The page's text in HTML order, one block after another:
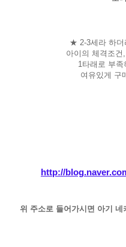
★ 2-3세라 하더
아이의 체격조
1타래로 부
여유있게 구
http://
위 주소로 들어가시면 아기